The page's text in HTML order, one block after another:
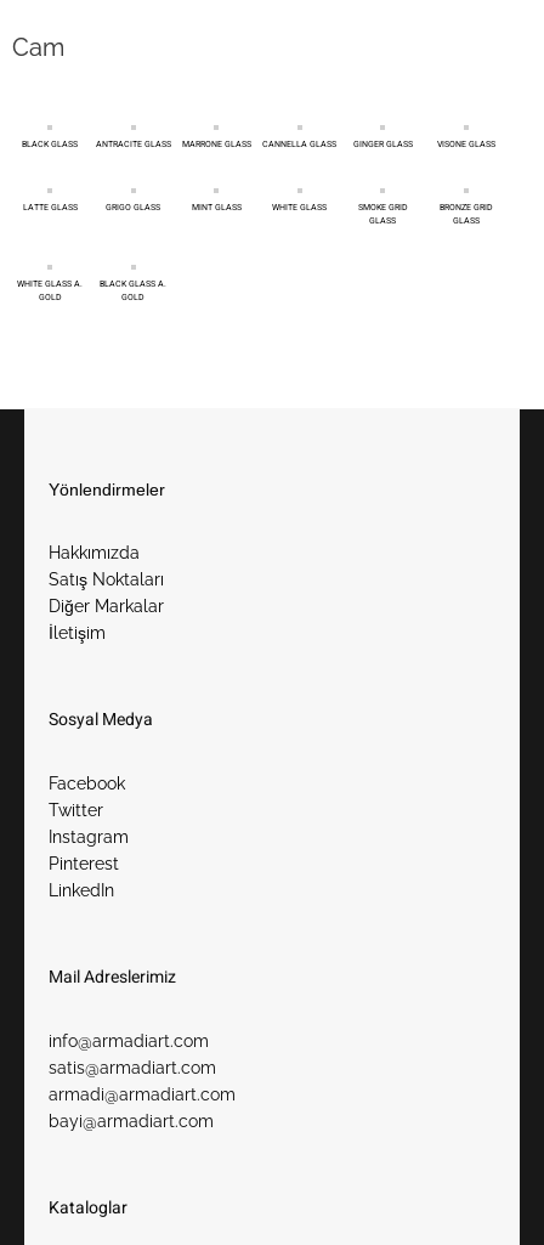
Cam
BLACK GLASS ANTRACITE GLASS MARRONE GLASS CANNELLA GLASS GINGER GLASS VISONE GLASS
LATTE GLASS GRIGO GLASS MINT GLASS WHITE GLASS
SMOKE GRID
GLASS
BRONZE GRID
GLASS
WHITE GLASS A.
GOLD
BLACK GLASS A.
GOLD
Yönlendirmeler
Hakkımızda
Satış Noktaları
Diğer Markalar
İletişim
Sosyal Medya
Facebook
Twitter
Instagram
Pinterest
LinkedIn
Mail Adreslerimiz​
info@armadiart.com
satis@armadiart.com
armadi@armadiart.com
bayi@armadiart.com
Kataloglar